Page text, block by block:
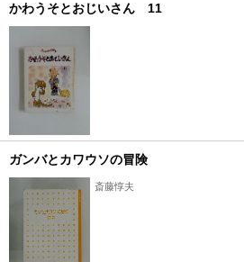
かわうそとおじいさん 11
ガンバとカワウソの冒険
斎藤惇夫